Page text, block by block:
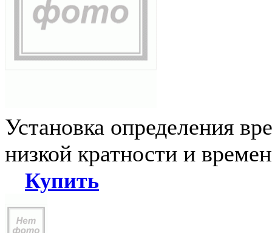
Установка определения
низкой кратности и
Купить